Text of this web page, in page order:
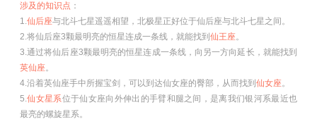
涉及的知识点 ：
1.仙后座与北斗七星遥遥相望，北极星正好位于仙后座与北斗七星之间。
2.将仙后座3颗最明亮的恒星连成一条线，就能找到 仙王座。
3.通过将仙后座3颗最明亮的恒星连成一条线，向另一方向延长，就能找到
英仙座。
4.沿着英仙座手中所握宝剑，可以到达仙女座的臀部，从而找到 仙女座。
5.仙女星系位于仙女座向外伸出的手臂和腿之间，是离我们银河系最近也
最亮的螺旋星系。